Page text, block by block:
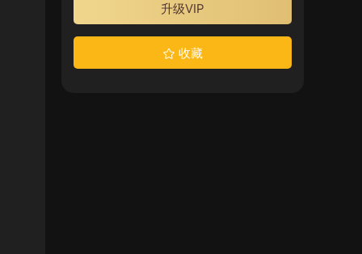
升级VIP
收藏